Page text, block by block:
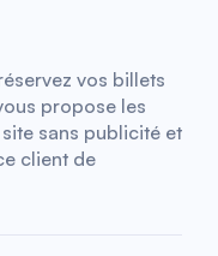
vos billets
propose les
sans publicité et
client de